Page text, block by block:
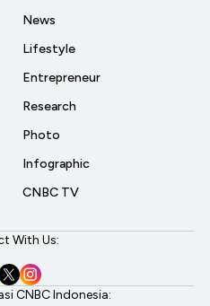
News
Lifestyle
Entrepreneur
Research
Photo
Infographic
CNBC TV
With Us:
CNBC Indonesia: